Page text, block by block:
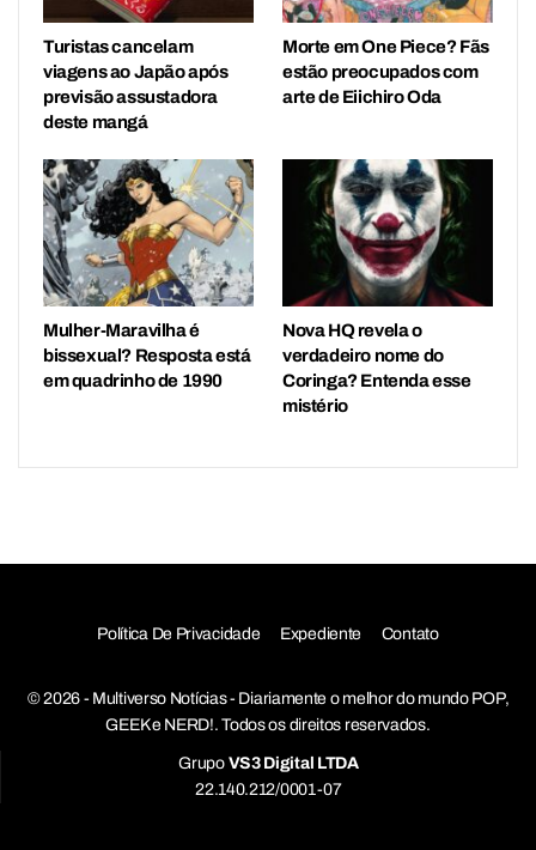
Turistas cancelam
viagens ao Japão após
previsão assustadora
deste mangá
Morte em One Piece? Fãs
estão preocupados com
arte de Eiichiro Oda
Mulher-Maravilha é
bissexual? Resposta está
em quadrinho de 1990
Nova HQ revela o
verdadeiro nome do
Coringa? Entenda esse
mistério
Política De Privacidade Expediente Contato
© 2026 - Multiverso Notícias - Diariamente o melhor do mundo POP,
GEEK e NERD!. Todos os direitos reservados.
Grupo VS3 Digital LTDA
22.140.212/0001-07